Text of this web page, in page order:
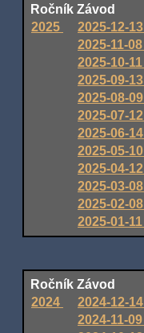
Ročník Závod
2025
2025-12-13
2025-11-08
2025-10-11
2025-09-13
2025-08-09
2025-07-12
2025-06-14
2025-05-10
2025-04-12
2025-03-08
2025-02-08
2025-01-11
Ročník Závod
2024
2024-12-14
2024-11-09